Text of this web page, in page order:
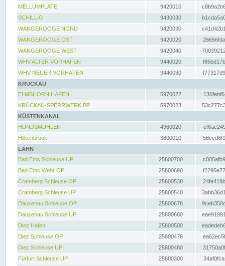
MELLUMPLATE
9420010
SCHILLIG
9430030
WANGEROOGE NORD
9420030
WANGEROOGE OST
9420020
WANGEROOGE WEST
9420040
WHV ALTER VORHAFEN
9440020
WHV NEUER VORHAFEN
9440030
KRÜCKAU
ELMSHORN HAFEN
5970022
KRÜCKAU-SPERRWERK BP
5970023
KÜSTENKANAL
HUNDSMÜHLEN
4960020
Hilkenbrook
3800010
LAHN
Bad Ems Schleuse UP
25800700
Bad Ems Wehr OP
25800690
Cramberg Schleuse OP
25800538
Cramberg Schleuse UP
25800540
Dausenau Schleuse OP
25800678
Dausenau Schleuse UP
25800680
Diez Hafen
25800500
Diez Schleuse OP
25800478
Diez Schleuse UP
25800480
Fürfurt Schleuse UP
25800300